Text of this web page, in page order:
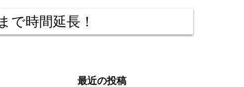
で時間延長！
最近の投稿